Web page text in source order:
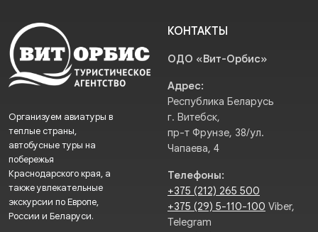
Организуем авиатуры в
теплые страны,
автобусные туры на
побережья
Краснодарского края, а
также увлекательные
экскурсии по Европе,
России и Беларуси.
КОНТАКТЫ
ОДО «Вит-Орбис»
Адрес:
Республика Беларусь
г. Витебск,
пр-т Фрунзе, 38/ул.
Чапаева, 4
Телефоны:
+375 (212) 265 500
+375 (29) 5-110-100 Viber,
Telegram